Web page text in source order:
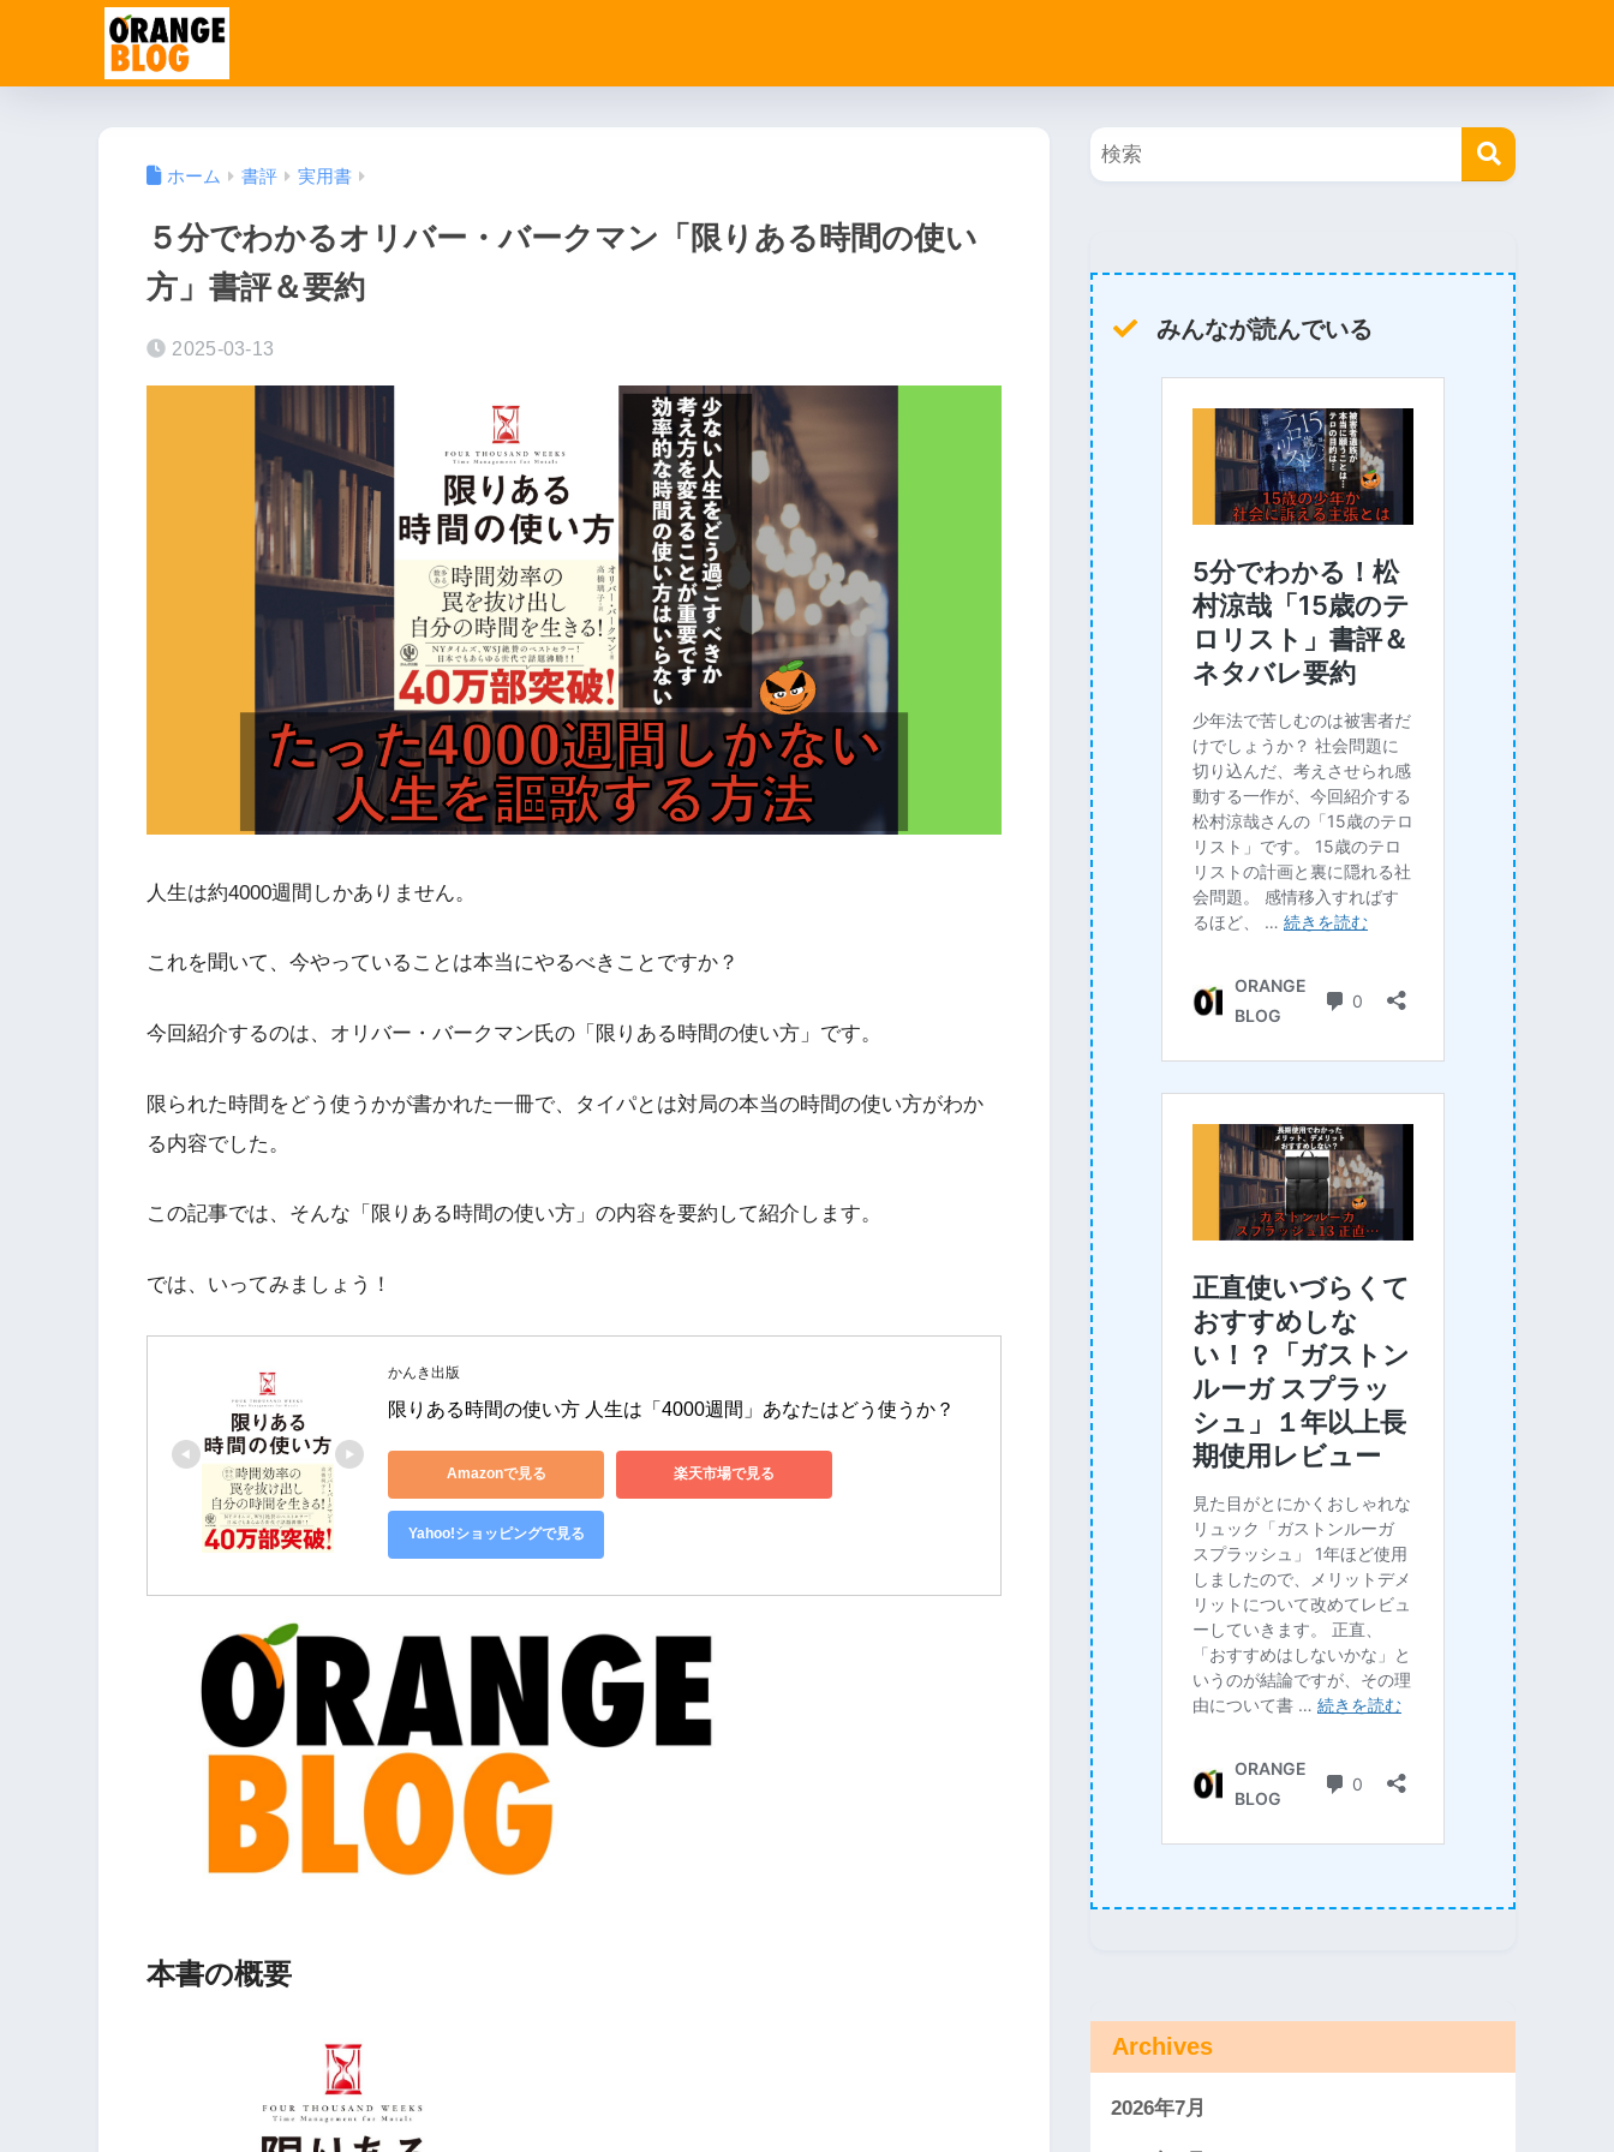
ホーム 書評 実用書
５分でわかるオリバー・バークマン「限りある時間の使い
方」書評＆要約
2025-03-13
人生は約4000週間しかありません。
これを聞いて、今やっていることは本当にやるべきことですか？
今回紹介するのは、オリバー・バークマン氏の「限りある時間の使い方」です。
限られた時間をどう使うかが書かれた一冊で、タイパとは対局の本当の時間の使い方がわか
る内容でした。
この記事では、そんな「限りある時間の使い方」の内容を要約して紹介します。
では、いってみましょう！
かんき出版
限りある時間の使い方 人生は「4000週間」あなたはどう使うか？
Amazonで見る 楽天市場で見る
Yahoo!ショッピングで見る
本書の概要
みんなが読んでいる
Archives
2026年7月